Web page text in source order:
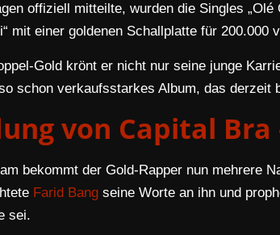
offiziell mitteilte, wurden die Singles „Olé
mit einer goldenen Schallplatte für 200.000
Gold krönt er nicht nur seine junge
schon verkaufsstarkes Album, das derzeit
von Capital
bekommt der Gold-Rapper nun mehrere
Farid Bang seine Worte an ihn und
sei.